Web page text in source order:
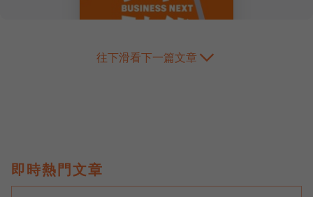
往下滑看下一篇文章
即時熱門文章